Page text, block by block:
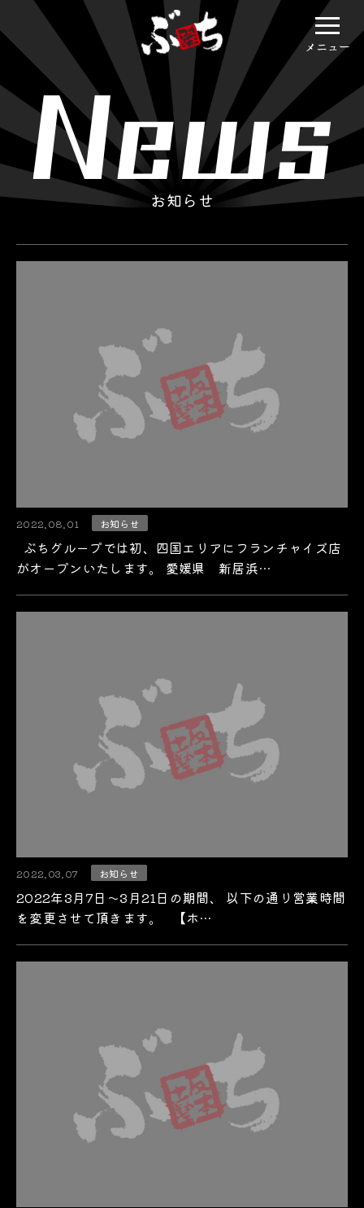
お知らせ
2022.08.01 お知らせ
ぶちグループでは初、四国エリアにフランチャイズ店
がオープンいたします。 愛媛県 新居浜…
2022.03.07 お知らせ
2022年3月7日～3月21日の期間、 以下の通り営業時間
を変更させて頂きます。 【ホ…
メニュー